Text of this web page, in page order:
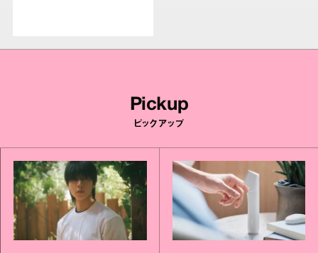
Pickup
ピックアップ